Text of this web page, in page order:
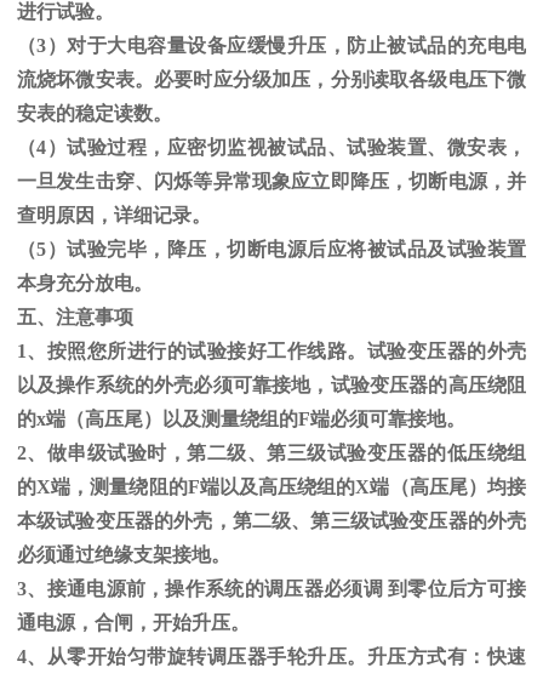
进行试验。
（3）对于大电容量设备应缓慢升压，防止被试品的充电电
流烧坏微安表。必要时应分级加压，分别读取各级电压下微
安表的稳定读数。
（4）试验过程，应密切监视被试品、试验装置、微安表，
一旦发生击穿、闪烁等异常现象应立即降压，切断电源，并
查明原因，详细记录。
（5）试验完毕，降压，切断电源后应将被试品及试验装置
本身充分放电。
五、注意事项
1、按照您所进行的试验接好工作线路。试验变压器的外壳
以及操作系统的外壳必须可靠接地，试验变压器的高压绕阻
的x端（高压尾）以及测量绕组的F端必须可靠接地。
2、做串级试验时，第二级、第三级试验变压器的低压绕组
的X端，测量绕阻的F端以及高压绕组的X端（高压尾）均接
本级试验变压器的外壳，第二级、第三级试验变压器的外壳
必须通过绝缘支架接地。
3、接通电源前，操作系统的调压器必须调 到零位后方可接
通电源，合闸，开始升压。
4、从零开始匀带旋转调压器手轮升压。升压方式有：快速